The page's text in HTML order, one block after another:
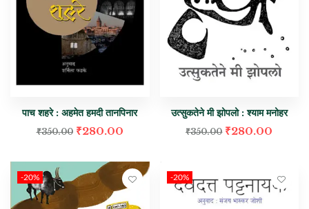
पाच शहरे : अहमेत हमदी तानपिनार
₹350.00 ₹280.00
उत्सुकतेने मी झोपलो : श्याम मनोहर
₹350.00 ₹280.00
-20% -20%